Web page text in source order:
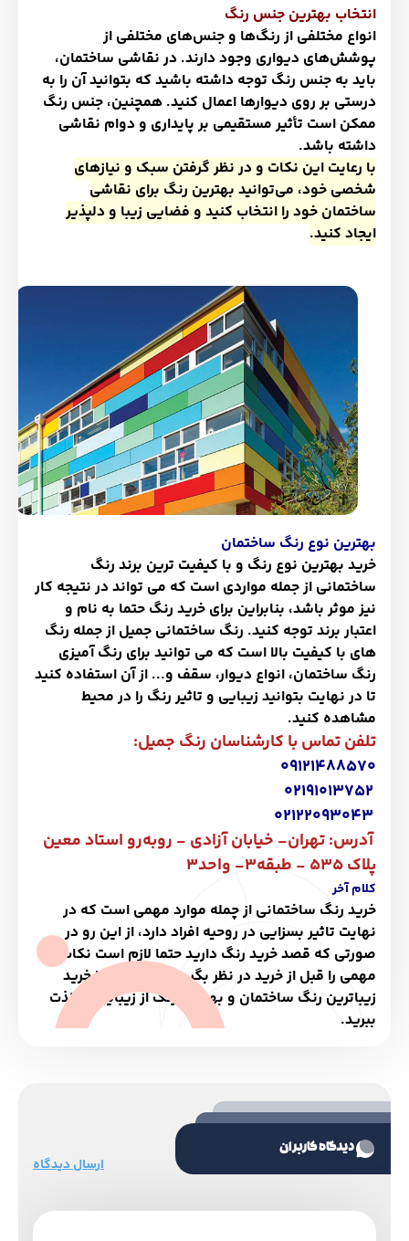
انتخاب بهترین جنس رنگ
انواع مختلفی از رنگ‌ها و جنس‌های مختلفی از
پوشش‌های دیواری وجود دارند. در نقاشی ساختمان،
باید به جنس رنگ توجه داشته باشید که بتوانید آن را به
درستی بر روی دیوارها اعمال کنید. همچنین، جنس رنگ
ممکن است تأثیر مستقیمی بر پایداری و دوام نقاشی
داشته باشد.
با رعایت این نکات و در نظر گرفتن سبک و نیازهای
شخصی خود، می‌توانید بهترین رنگ برای نقاشی
ساختمان خود را انتخاب کنید و فضایی زیبا و دلپذیر
ایجاد کنید.
بهترین نوع رنگ ساختمان
خرید بهترین نوع رنگ و با کیفیت ترین برند رنگ
ساختمانی از جمله مواردی است که می تواند در نتیجه کار
نیز موثر باشد، بنابراین برای خرید رنگ حتما به نام و
اعتبار برند توجه کنید. رنگ ساختمانی جمیل از جمله رنگ
های با کیفیت بالا است که می توانید برای رنگ آمیزی
رنگ ساختمان، انواع دیوار، سقف و... از آن استفاده کنید
تا در نهایت بتوانید زیبایی و تاثیر رنگ را در محیط
مشاهده کنید.
تلفن تماس با کارشناسان رنگ جمیل:
۰٩١٢١٤٨٨٥٧۰
آدرس: تهران- خیابان آزادی - روبه‌رو استاد معین
پلاک ٥٣٥ - طبقه٣- واحد3
کلام آخر
خرید رنگ ساختمانی از چمله موارد مهمی است که در
نهایت تاثیر بسزایی در روحیه افراد دارد، از این رو در
صورتی که قصد خرید رنگ دارید حتما لازم است نکات
مهمی را قبل از خرید در نظر بگیرید تا بتوانید با خرید
زیباترین رنگ ساختمان و بهترین رنگ از زیبایی آن لذت
ببرید.
دیدگاه کاربران
ارسال دیدگاه